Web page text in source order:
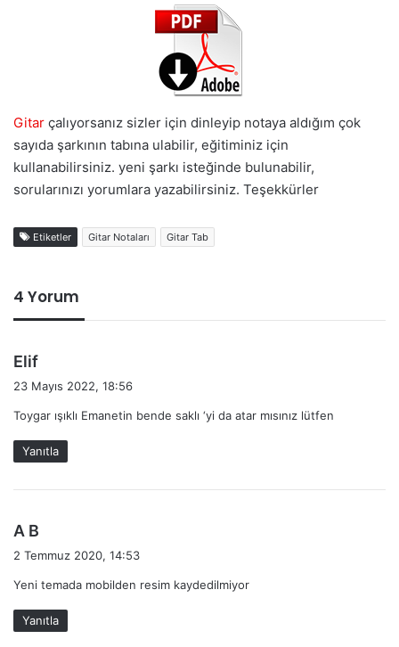
Gitar çalıyorsanız sizler için dinleyip notaya aldığım çok
sayıda şarkının tabına ulabilir, eğitiminiz için
kullanabilirsiniz. yeni şarkı isteğinde bulunabilir,
sorularınızı yorumlara yazabilirsiniz. Teşekkürler
Etiketler Gitar Notaları Gitar Tab
4 Yorum
Elif
i
k
i
23 Mayıs 2022, 18:56
Toygar ışıklı Emanetin bende saklı ‘yi da atar mısınız lütfen
Yanıtla
A B
i
k
i
2 Temmuz 2020, 14:53
Yeni temada mobilden resim kaydedilmiyor
Yanıtla